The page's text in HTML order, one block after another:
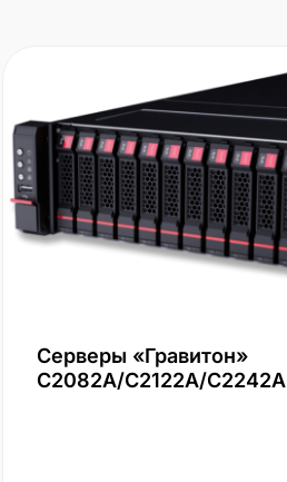
Серверы «Гравитон»
С2082А/С2122А/С2242А